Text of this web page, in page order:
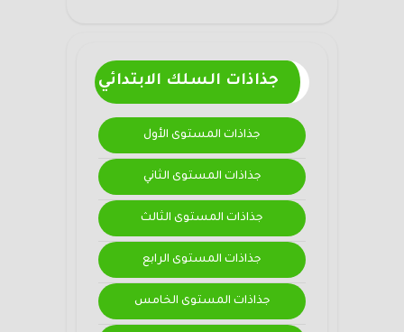
جذاذات السلك الابتدائي
جذاذات المستوى الأول
جذاذات المستوى الثاني
جذاذات المستوى الثالث
جذاذات المستوى الرابع
جذاذات المستوى الخامس